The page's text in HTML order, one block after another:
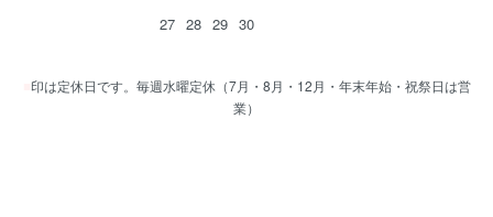
27 28 29 30
印は定休日です。毎週水曜定休（7月・8月・12月・年末年始・祝祭日は営
業）